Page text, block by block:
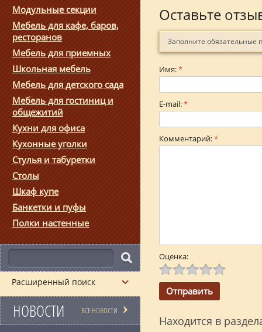
Модульные секции
Мебель для кафе, баров,
ресторанов
Мебель для приемных
Школьная мебель
Мебель для детского сада
Мебель для гостиниц и
общежитий
Кухни для офиса
Кухонные уголки
Стулья и табуретки
Столы
Шкаф купе
Банкетки и пуфы
Полки настенные
Расширенный поиск
НОВОСТИ ВСЕ НОВОСТИ
Оставьте
Заполните обязательные
Имя:*
E-mail:*
Комментарий:*
Оценка:
Находится в